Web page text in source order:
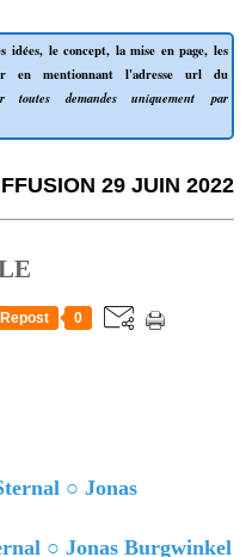
idées, le concept, la mise en page, les
en mentionnant l'adresse url du
toutes demandes uniquement par
29 JUIN 2022
Repost 0
○ Jonas Burgwinkel